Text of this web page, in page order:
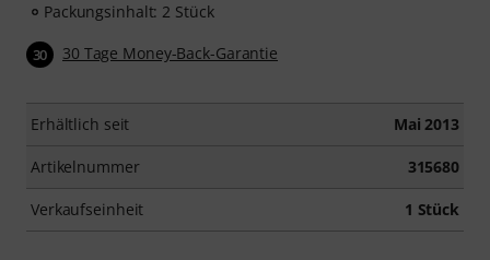
Packungsinhalt: 2 Stück
30 30 Tage Money-Back-Garantie
Erhältlich seit Mai 2013
Artikelnummer 315680
Verkaufseinheit 1 Stück